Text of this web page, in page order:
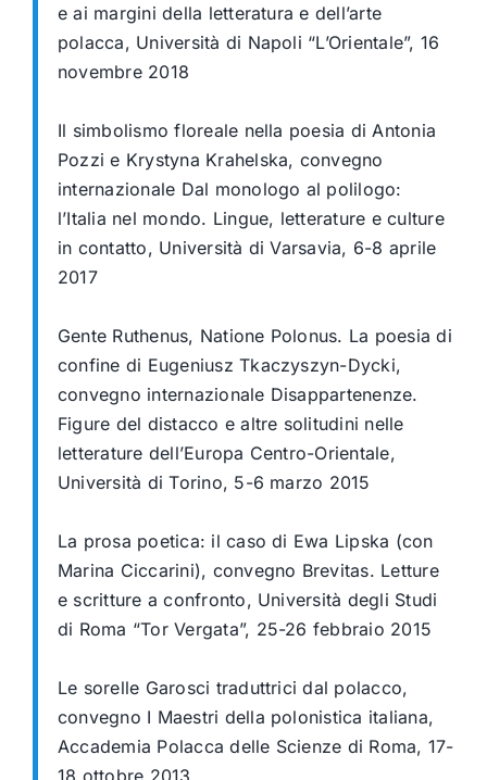
e ai margini della letteratura e dell’arte
polacca, Università di Napoli “L’Orientale”, 16
novembre 2018
Il simbolismo floreale nella poesia di Antonia
Pozzi e Krystyna Krahelska, convegno
internazionale Dal monologo al polilogo:
l’Italia nel mondo. Lingue, letterature e culture
in contatto, Università di Varsavia, 6-8 aprile
2017
Gente Ruthenus, Natione Polonus. La poesia di
confine di Eugeniusz Tkaczyszyn-Dycki,
convegno internazionale Disappartenenze.
Figure del distacco e altre solitudini nelle
letterature dell’Europa Centro-Orientale,
Università di Torino, 5-6 marzo 2015
La prosa poetica: il caso di Ewa Lipska (con
Marina Ciccarini), convegno Brevitas. Letture
e scritture a confronto, Università degli Studi
di Roma “Tor Vergata”, 25-26 febbraio 2015
Le sorelle Garosci traduttrici dal polacco,
convegno I Maestri della polonistica italiana,
Accademia Polacca delle Scienze di Roma, 17-
18 ottobre 2013